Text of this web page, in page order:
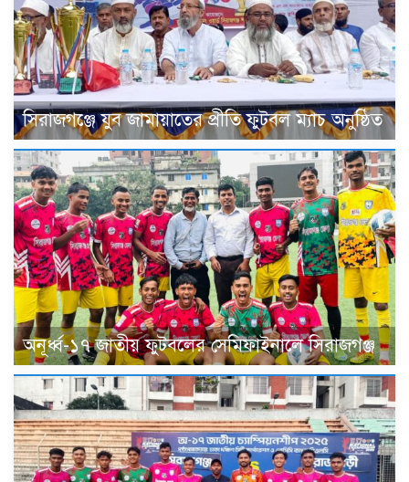
সিরাজগঞ্জে যুব জামায়াতের প্রীতি ফুটবল ম্যাচ অনুষ্ঠিত
অনূর্ধ্ব-১৭ জাতীয় ফুটবলের সেমিফাইনালে সিরাজগঞ্জ